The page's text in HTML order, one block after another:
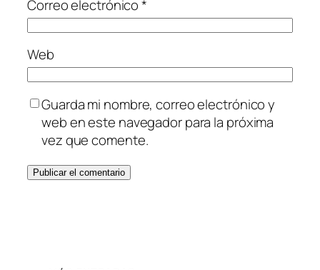
Correo electrónico*
Web
Guarda mi nombre, correo electrónico y
web en este navegador para la próxima
vez que comente.